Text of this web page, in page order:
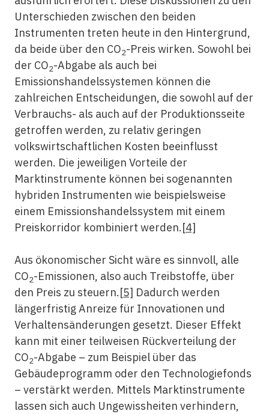
Unterschieden zwischen den beiden
Instrumenten treten heute in den Hintergrund,
da beide über den CO2-Preis wirken. Sowohl bei
der CO2-Abgabe als auch bei
Emissionshandelssystemen können die
zahlreichen Entscheidungen, die sowohl auf der
Verbrauchs- als auch auf der Produktionsseite
getroffen werden, zu relativ geringen
volkswirtschaftlichen Kosten beeinflusst
werden. Die jeweiligen Vorteile der
Marktinstrumente können bei sogenannten
hybriden Instrumenten wie beispielsweise
einem Emissionshandelssystem mit einem
Preiskorridor kombiniert werden.[4]
Aus ökonomischer Sicht wäre es sinnvoll, alle
CO2-Emissionen, also auch Treibstoffe, über
den Preis zu steuern.[5] Dadurch werden
längerfristig Anreize für Innovationen und
Verhaltensänderungen gesetzt. Dieser Effekt
kann mit einer teilweisen Rückverteilung der
CO2-Abgabe – zum Beispiel über das
Gebäudeprogramm oder den Technologiefonds
– verstärkt werden. Mittels Marktinstrumente
lassen sich auch Ungewissheiten verhindern,